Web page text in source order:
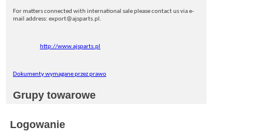
For matters connected with international sale please contact us via e-
mail address: export@ajsparts.pl.
http://www.ajsparts.pl
Dokumenty wymagane przez prawo
Grupy towarowe
Logowanie